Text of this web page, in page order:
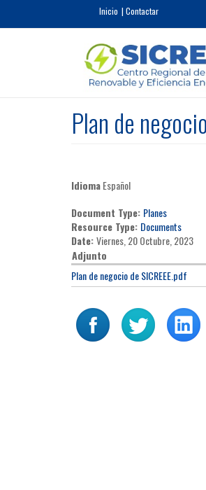
Pasar al contenido principalInicio Contactar
Plan de
IdiomaEspañol
Document Type: Planes
Resource Type: Documents
Date:Viernes, 20 Octubre, 2023
Adjunto
Plan de negocio de SICREEE.pdf